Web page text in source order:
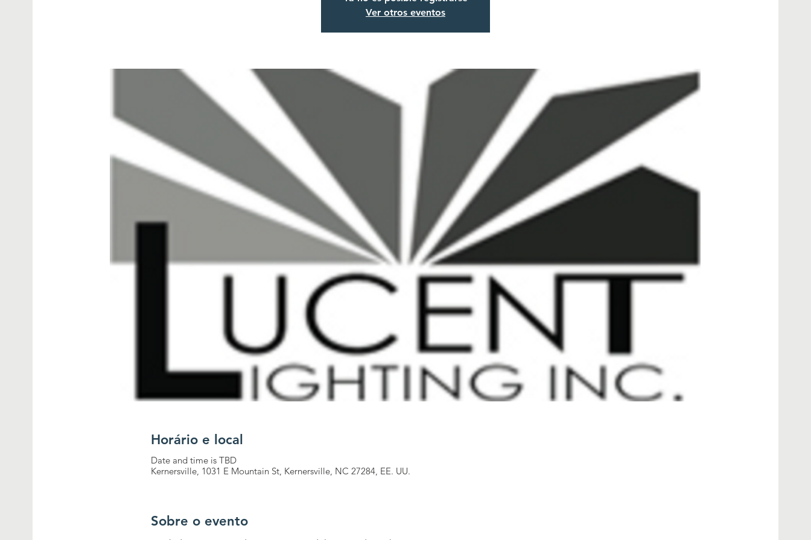
Ver otros eventos
Horário e local
Date and time is TBD
Kernersville, 1031 E Mountain St, Kernersville, NC 27284, EE. UU.
Sobre o evento